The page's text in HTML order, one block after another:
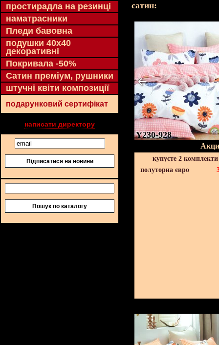
простирадла на резинці
наматрасники
Пледи бавовна
подушки 40х40
декоративні
Покривала -50%
Сатин преміум, рушники
штучні квіти композиції
подарунковий сертифікат
написати директору
Підписатися на новини
Пошук по каталогу
cатин:
Y230-928
купуєте 2
полуторна євро